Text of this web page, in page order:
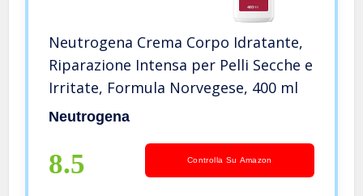
Neutrogena Crema Corpo Idratante,
Riparazione Intensa per Pelli Secche e
Irritate, Formula Norvegese, 400 ml
Neutrogena
8.5 Controlla Su Amazon